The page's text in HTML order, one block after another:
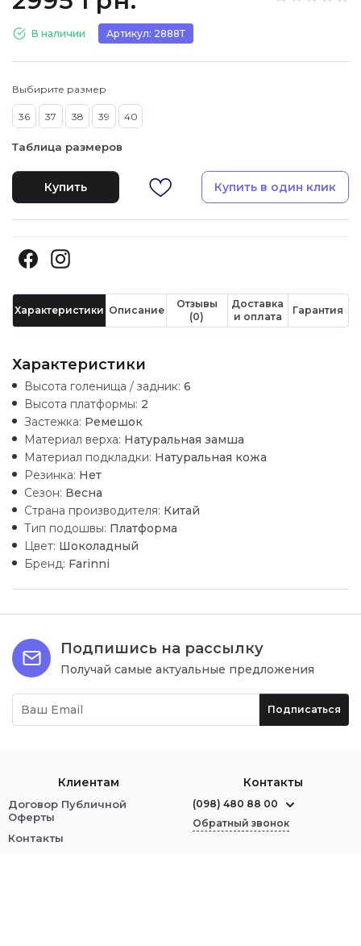
В наличии Артикул: 2888Т
Выбирите размер
36 37 38 39 40
Таблица размеров
Купить Купить в один клик
Характеристики Описание
Отзывы
(0)
Доставка
и оплата
Гарантия
Характеристики
Высота голенища / задник: 6
Высота платформы: 2
Застежка: Ремешок
Материал верха: Натуральная замша
Материал подкладки: Натуральная кожа
Резинка: Нет
Сезон: Весна
Страна производителя: Китай
Тип подошвы: Платформа
Цвет: Шоколадный
Бренд: Farinni
Подпишись на рассылку
Получай самые актуальные предложения
Подписаться
Клиентам
Договор Публичной
Оферты
Контакты
Контакты
(098) 480 88 00
Обратный звонок